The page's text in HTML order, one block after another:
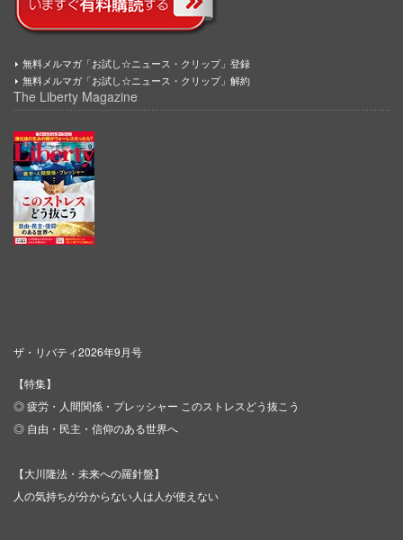
無料メルマガ「お試し☆ニュース・クリップ」登録
無料メルマガ「お試し☆ニュース・クリップ」解約
The Liberty Magazine
ザ・リバティ2026年9月号
【特集】
◎ 疲労・人間関係・プレッシャー このストレスどう抜こう
◎ 自由・民主・信仰のある世界へ
【大川隆法・未来への羅針盤】
人の気持ちが分からない人は人が使えない